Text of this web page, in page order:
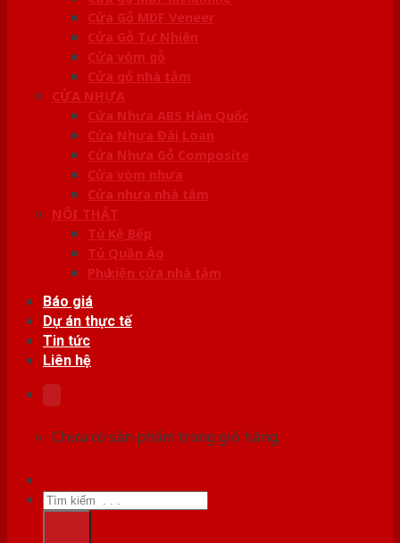
Cửa Gỗ MDF Veneer
Cửa Gỗ Tự Nhiên
Cửa vòm gỗ
Cửa gỗ nhà tắm
CỬA NHỰA
Cửa Nhựa ABS Hàn Quốc
Cửa Nhựa Đài Loan
Cửa Nhựa Gỗ Composite
Cửa vòm nhựa
Cửa nhựa nhà tắm
NỘI THẤT
Tủ Kệ Bếp
Tủ Quần Áo
Phụ kiện cửa nhà tắm
Báo giá
Dự án thực tế
Tin tức
Liên hệ
Chưa có sản phẩm trong giỏ hàng.
Tìm
kiếm: